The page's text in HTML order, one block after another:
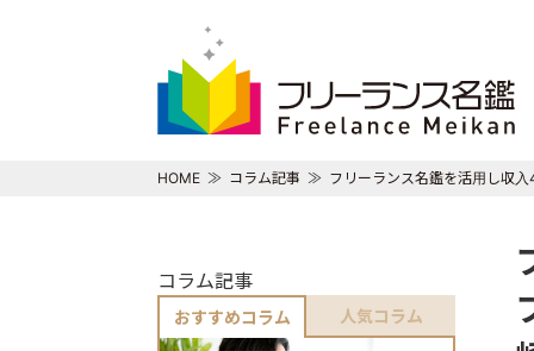
HOME コラム記事 フリーランス名鑑を活用し収
コラム記事
おすすめコラム 人気コラム